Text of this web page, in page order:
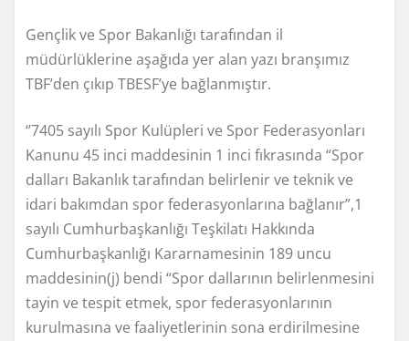
Gençlik ve Spor Bakanlığı tarafından il
müdürlüklerine aşağıda yer alan yazı branşımız
TBF’den çıkıp TBESF’ye bağlanmıştır.
‘’7405 sayılı Spor Kulüpleri ve Spor Federasyonları
Kanunu 45 inci maddesinin 1 inci fıkrasında “Spor
dalları Bakanlık tarafından belirlenir ve teknik ve
idari bakımdan spor federasyonlarına bağlanır”,1
sayılı Cumhurbaşkanlığı Teşkilatı Hakkında
Cumhurbaşkanlığı Kararnamesinin 189 uncu
maddesinin(j) bendi “Spor dallarının belirlenmesini
tayin ve tespit etmek, spor federasyonlarının
kurulmasına ve faaliyetlerinin sona erdirilmesine